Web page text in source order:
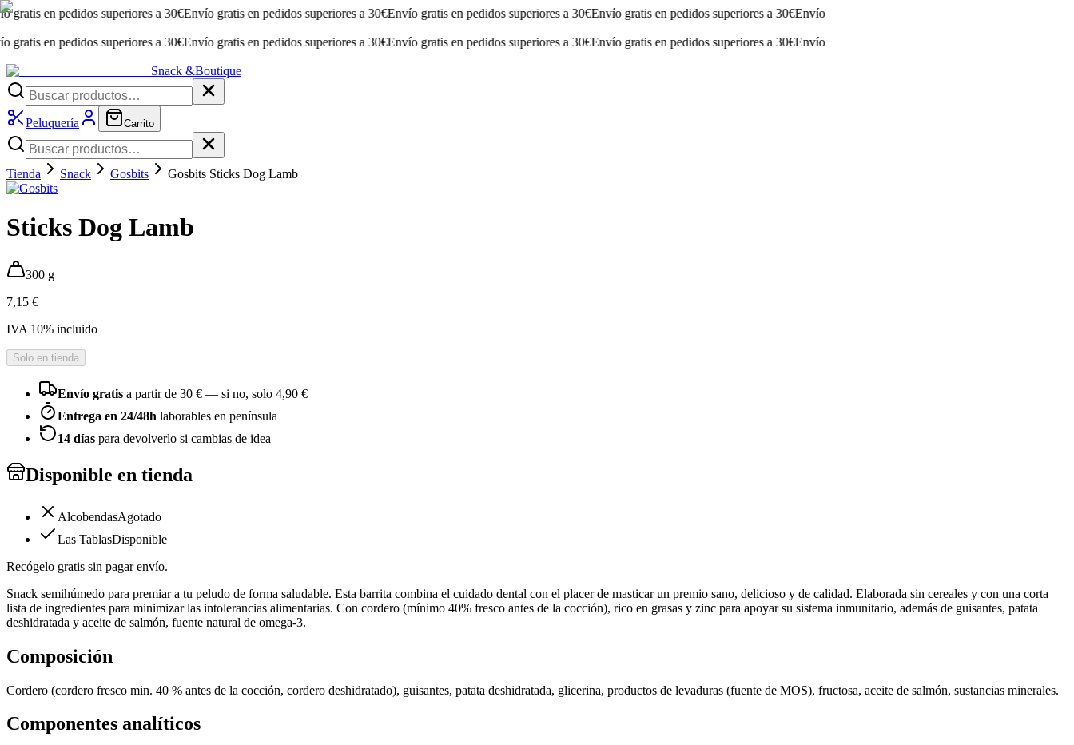
en pedidos superiores a 30€Envío gratis en pedidos superiores a 30€Envío gratis en pedidos superiores a 30€Envío gratis en pedidos superiores a 30€Envío
en pedidos superiores a 30€Envío gratis en pedidos superiores a 30€Envío gratis en pedidos superiores a 30€Envío gratis en pedidos superiores a 30€Envío
Snack &Boutique
Peluquería Carrito
Tienda Snack Gosbits Gosbits Sticks Dog Lamb
Sticks Dog Lamb
300 g
7,15 €
IVA 10% incluido
Solo en tienda
Envío gratis a partir de 30 € — si no, solo 4,90 €
Entrega en 24/48h laborables en península
14 días para devolverlo si cambias de idea
Disponible en tienda
AlcobendasAgotado
Las TablasDisponible
Recógelo gratis sin pagar envío.
Snack semihúmedo para premiar a tu peludo de forma saludable. Esta barrita combina el cuidado dental con el placer de masticar un premio sano, delicioso y de calidad. Elaborada sin cereales y con una corta
lista de ingredientes para minimizar las intolerancias alimentarias. Con cordero (mínimo 40% fresco antes de la cocción), rico en grasas y zinc para apoyar su sistema inmunitario, además de guisantes, patata
deshidratada y aceite de salmón, fuente natural de omega-3.
Composición
Cordero (cordero fresco min. 40 % antes de la cocción, cordero deshidratado), guisantes, patata deshidratada, glicerina, productos de levaduras (fuente de MOS), fructosa, aceite de salmón, sustancias minerales.
Componentes analíticos